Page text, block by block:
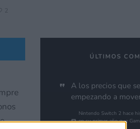
2
ÚLTIMOS
A los precios que
empezando a
Nintendo Switch 2 hace
en su primer año que